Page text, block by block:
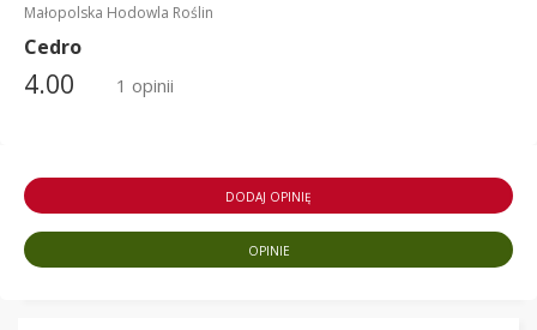
Małopolska Hodowla Roślin
Cedro
4.00 1 opinii
DODAJ OPINIĘ
OPINIE